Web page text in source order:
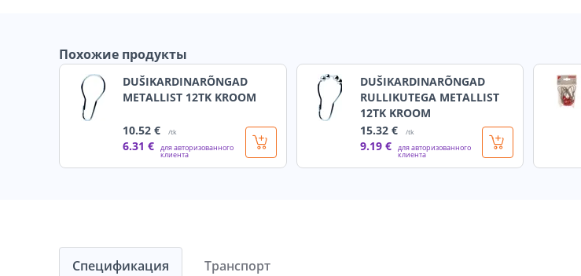
Похожие продукты
DUŠIKARDINARÕNGAD
METALLIST 12TK KROOM
10.52 € /tk
6.31 € для авторизованного
клиента
DUŠIKARDINARÕNGAD
RULLIKUTEGA METALLIST
12TK KROOM
15.32 € /tk
9.19 € для авторизованного
клиента
Спецификация Транспорт